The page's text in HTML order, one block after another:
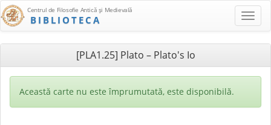
Centrul de Filosofie Antică şi Medievală
BIBLIOTECA
[PLA1.25] Plato – Plato's Io
Această carte nu este împrumutată, este disponibilă.